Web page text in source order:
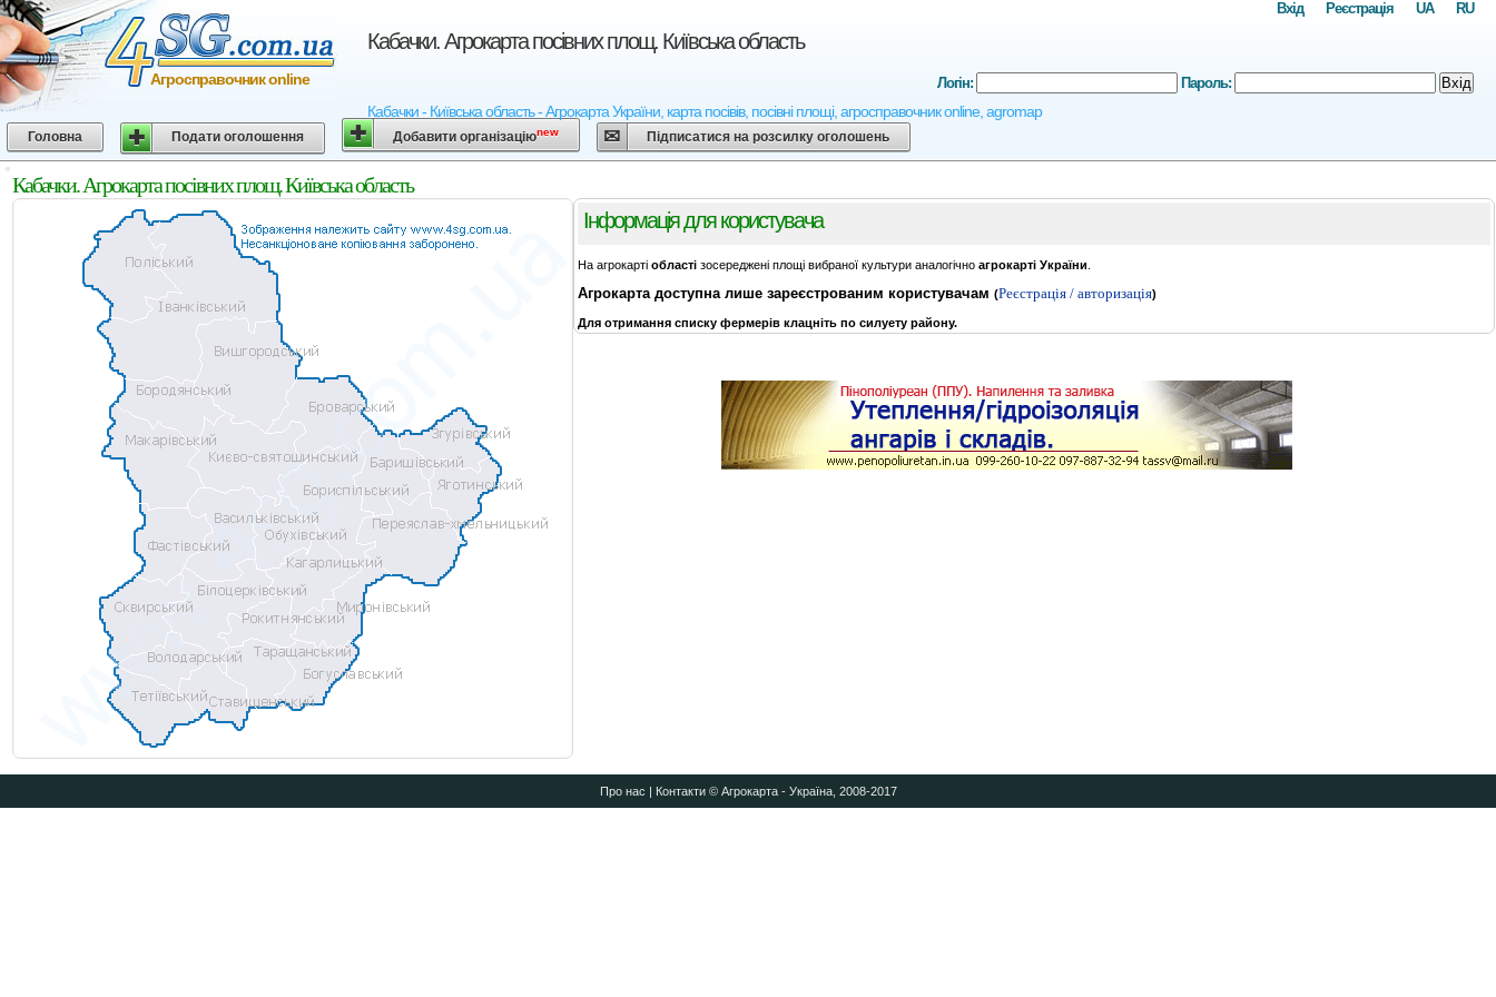
Кабачки. Агрокарта посівних площ. Київська область
Кабачки - Київська область - Агрокарта України, карта посівів, посівні площі, агросправочник online, agromap
Агросправочник online
RU
UA
Реєстрація
Вхід
Логін: Пароль: Вхід
Головна Подати оголошення Добавити організаціюnew Підписатися на розсилку оголошень
Кабачки. Агрокарта посівних площ. Київська область
Інформація для користувача
На агрокарті області зосереджені площі вибраної культури аналогічно агрокарті України
Агрокартадоступна лише зареєстрованим користувачам (Реєстрація / авторизація)
Для отримання списку фермерів клацніть по силуету району.
Про нас | Контакти© Агрокарта - Україна, 2008-2017